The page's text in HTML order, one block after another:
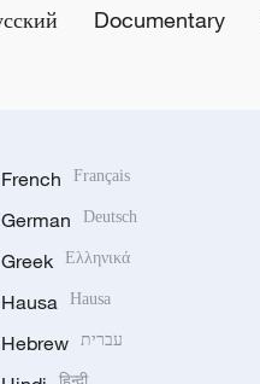
Documentary
French Français
German Deutsch
Greek Ελληνικά
Hausa Hausa
Hebrew עברית